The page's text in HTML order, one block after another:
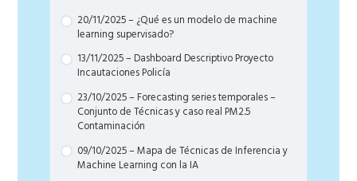
20/11/2025 – ¿Qué es un modelo de machine
learning supervisado?
13/11/2025 – Dashboard Descriptivo Proyecto
Incautaciones Policía
23/10/2025 – Forecasting series temporales –
Conjunto de Técnicas y caso real PM2.5
Contaminación
09/10/2025 – Mapa de Técnicas de Inferencia y
Machine Learning con la IA